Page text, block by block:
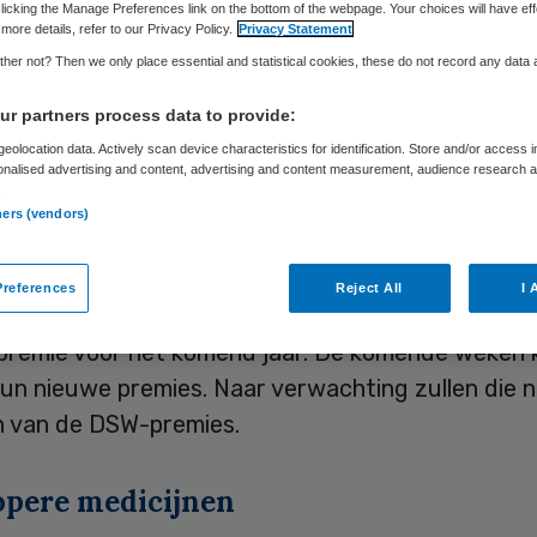
Skipr Redactie 25 september 2012,05:09 30 keer gelezen
volgend jaar niet de premie voor de
uit Schiedam houdt de maandelijkse
Dat liet DSW dinsdag weten. Algemeen werd
verwacht.
jaren is
steeds de eerste die met de
is dat een indicatie wat andere
voor het komend jaar. De komende weken
nieuwe premies. Naar verwachting zullen die
de DSW-premies.
medicijnen
the Manage Preferences link on the bottom of the webpage. Your choices will have
details, refer to our Privacy Policy. Privacy Statement
not? Then we only place essential and statistical cookies, these do not record any data
partners process data to provide:
data. Actively scan device characteristics for identification. Store and/or access
advertising and content, advertising and content measurement, audience research
(vendors)
Reject All I